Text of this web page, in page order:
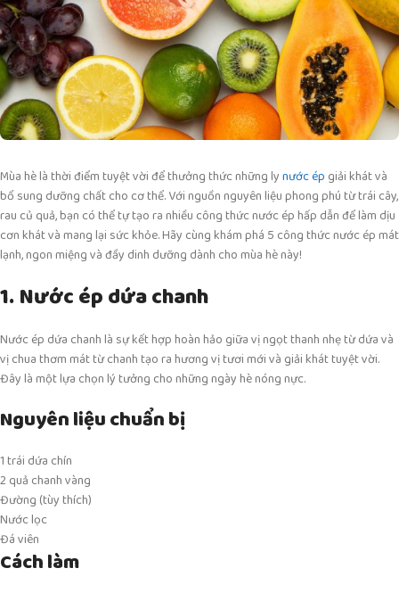
Mùa hè là thời điểm tuyệt vời để thưởng thức những lynước ép giải khát và
bổ sung dưỡng chất cho cơ thể. Với nguồn nguyên liệu phong phú từ trái cây,
rau củ quả, bạn có thể tự tạo ra nhiều công thức nước ép hấp dẫn để làm dịu
cơn khát và mang lại sức khỏe. Hãy cùng khám phá 5 công thức nước ép mát
lạnh, ngon miệng và đầy dinh dưỡng dành cho mùa hè này!
1. Nước ép dứa chanh
Nước ép dứa chanh là sự kết hợp hoàn hảo giữa vị ngọt thanh nhẹ từ dứa và
vị chua thơm mát từ chanh tạo ra hương vị tươi mới và giải khát tuyệt vời.
Đây là một lựa chọn lý tưởng cho những ngày hè nóng nực.
Nguyên liệu chuẩn bị
1 trái dứa chín
2 quả chanh vàng
Đường (tùy thích)
Nước lọc
Đá viên
Cách làm